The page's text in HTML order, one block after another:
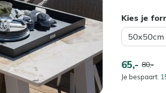
Kies je
50x50cm
65,- 80,-
Je bespaart: